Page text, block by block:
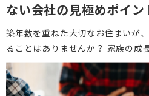
ない会社の見極めポイン
築年数を重ねた大切なお住まいが
ることはありませんか？ 家族の成